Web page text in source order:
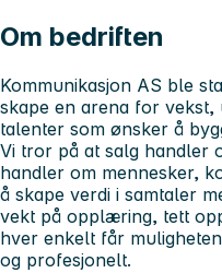
Om bedriften
Kommunikasjon AS ble
skape en arena for
talenter som ønsker å
Vi tror på at salg handler
handler om mennesker,
å skape verdi i samtaler
vekt på opplæring, tett
hver enkelt får
og profesjonelt.